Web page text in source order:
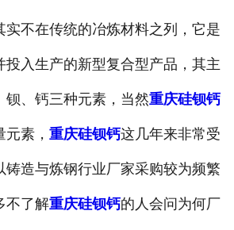
实不在传统的冶炼材料之列，它是
投入生产的新型复合型产品，其主
钡、钙三种元素，当然重庆硅钡钙
素， 重庆硅钡钙这几年来非常受
铸造与炼钢行业厂家采购较为频繁
不了解重庆硅钡钙的人会问为何厂